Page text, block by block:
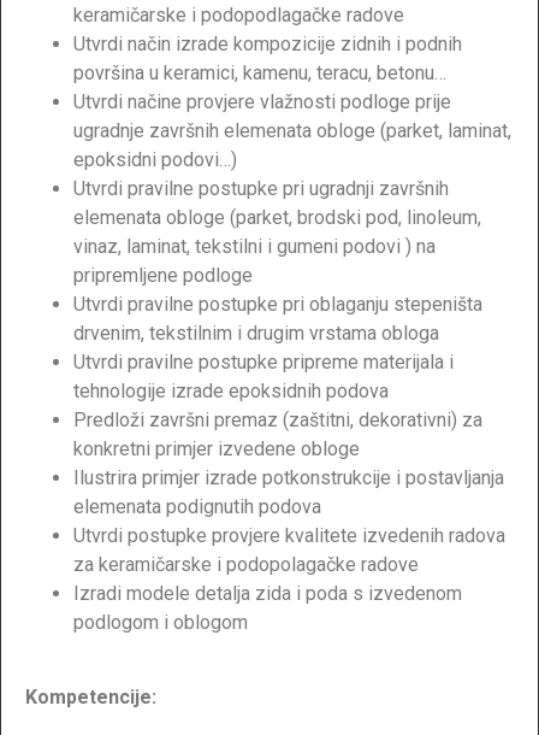
keramičarske i podopodlagačke radove
Utvrdi način izrade kompozicije zidnih i podnih
površina u keramici, kamenu, teracu, betonu…
Utvrdi načine provjere vlažnosti podloge prije
ugradnje završnih elemenata obloge (parket, laminat,
epoksidni podovi…)
Utvrdi pravilne postupke pri ugradnji završnih
elemenata obloge (parket, brodski pod, linoleum,
vinaz, laminat, tekstilni i gumeni podovi ) na
pripremljene podloge
Utvrdi pravilne postupke pri oblaganju stepeništa
drvenim, tekstilnim i drugim vrstama obloga
Utvrdi pravilne postupke pripreme materijala i
tehnologije izrade epoksidnih podova
Predloži završni premaz (zaštitni, dekorativni) za
konkretni primjer izvedene obloge
Ilustrira primjer izrade potkonstrukcije i postavljanja
elemenata podignutih podova
Utvrdi postupke provjere kvalitete izvedenih radova
za keramičarske i podopolagačke radove
Izradi modele detalja zida i poda s izvedenom
podlogom i oblogom
Kompetencije: